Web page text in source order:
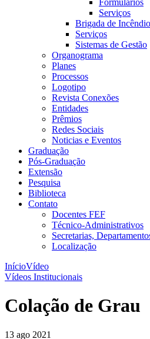
Formulários
Serviços
Brigada de Incêndio
Serviços
Sistemas de Gestão
Organograma
Planes
Processos
Logotipo
Revista Conexões
Entidades
Prêmios
Redes Sociais
Noticias e Eventos
Graduação
Pós-Graduação
Extensão
Pesquisa
Biblioteca
Contato
Docentes FEF
Técnico-Administrativos
Secretarias,
Localização
InícioVídeo
Vídeos Institucionais
Colação de Grau
13 ago 2021